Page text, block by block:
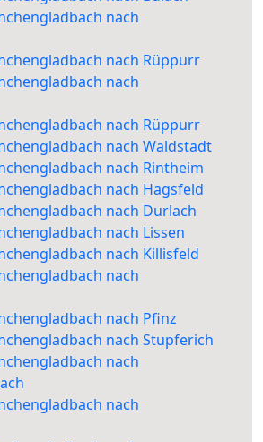
nach
nach Rüppurr
nach
nach Rüppurr
nach Waldstadt
nach Rintheim
nach Hagsfeld
nach Durlach
nach Lissen
nach Killisfeld
nach
nach Pfinz
nach Stupferich
nach
nach